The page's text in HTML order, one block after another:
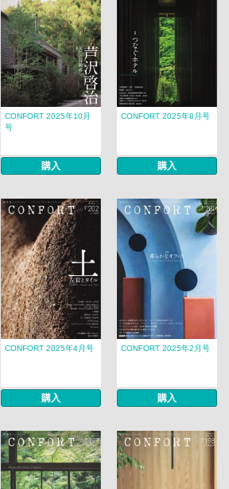
CONFORT 2025年10月
号
購入
CONFORT 2025年8月号
購入
CONFORT 2025年4月号
購入
CONFORT 2025年2月号
購入